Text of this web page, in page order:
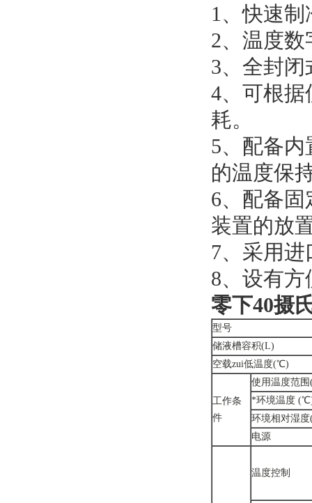
1、快速
2、温度
3、全封
4、可根
耗。
5、配备
的温度保
6、配备
装置的放
7、采用
8、设有
零下40摄
型号
储液槽容积(L)
空载zui低温度(℃)
工作条
件
使用温度范
*环境温度
环境相对湿
电源
温度控制